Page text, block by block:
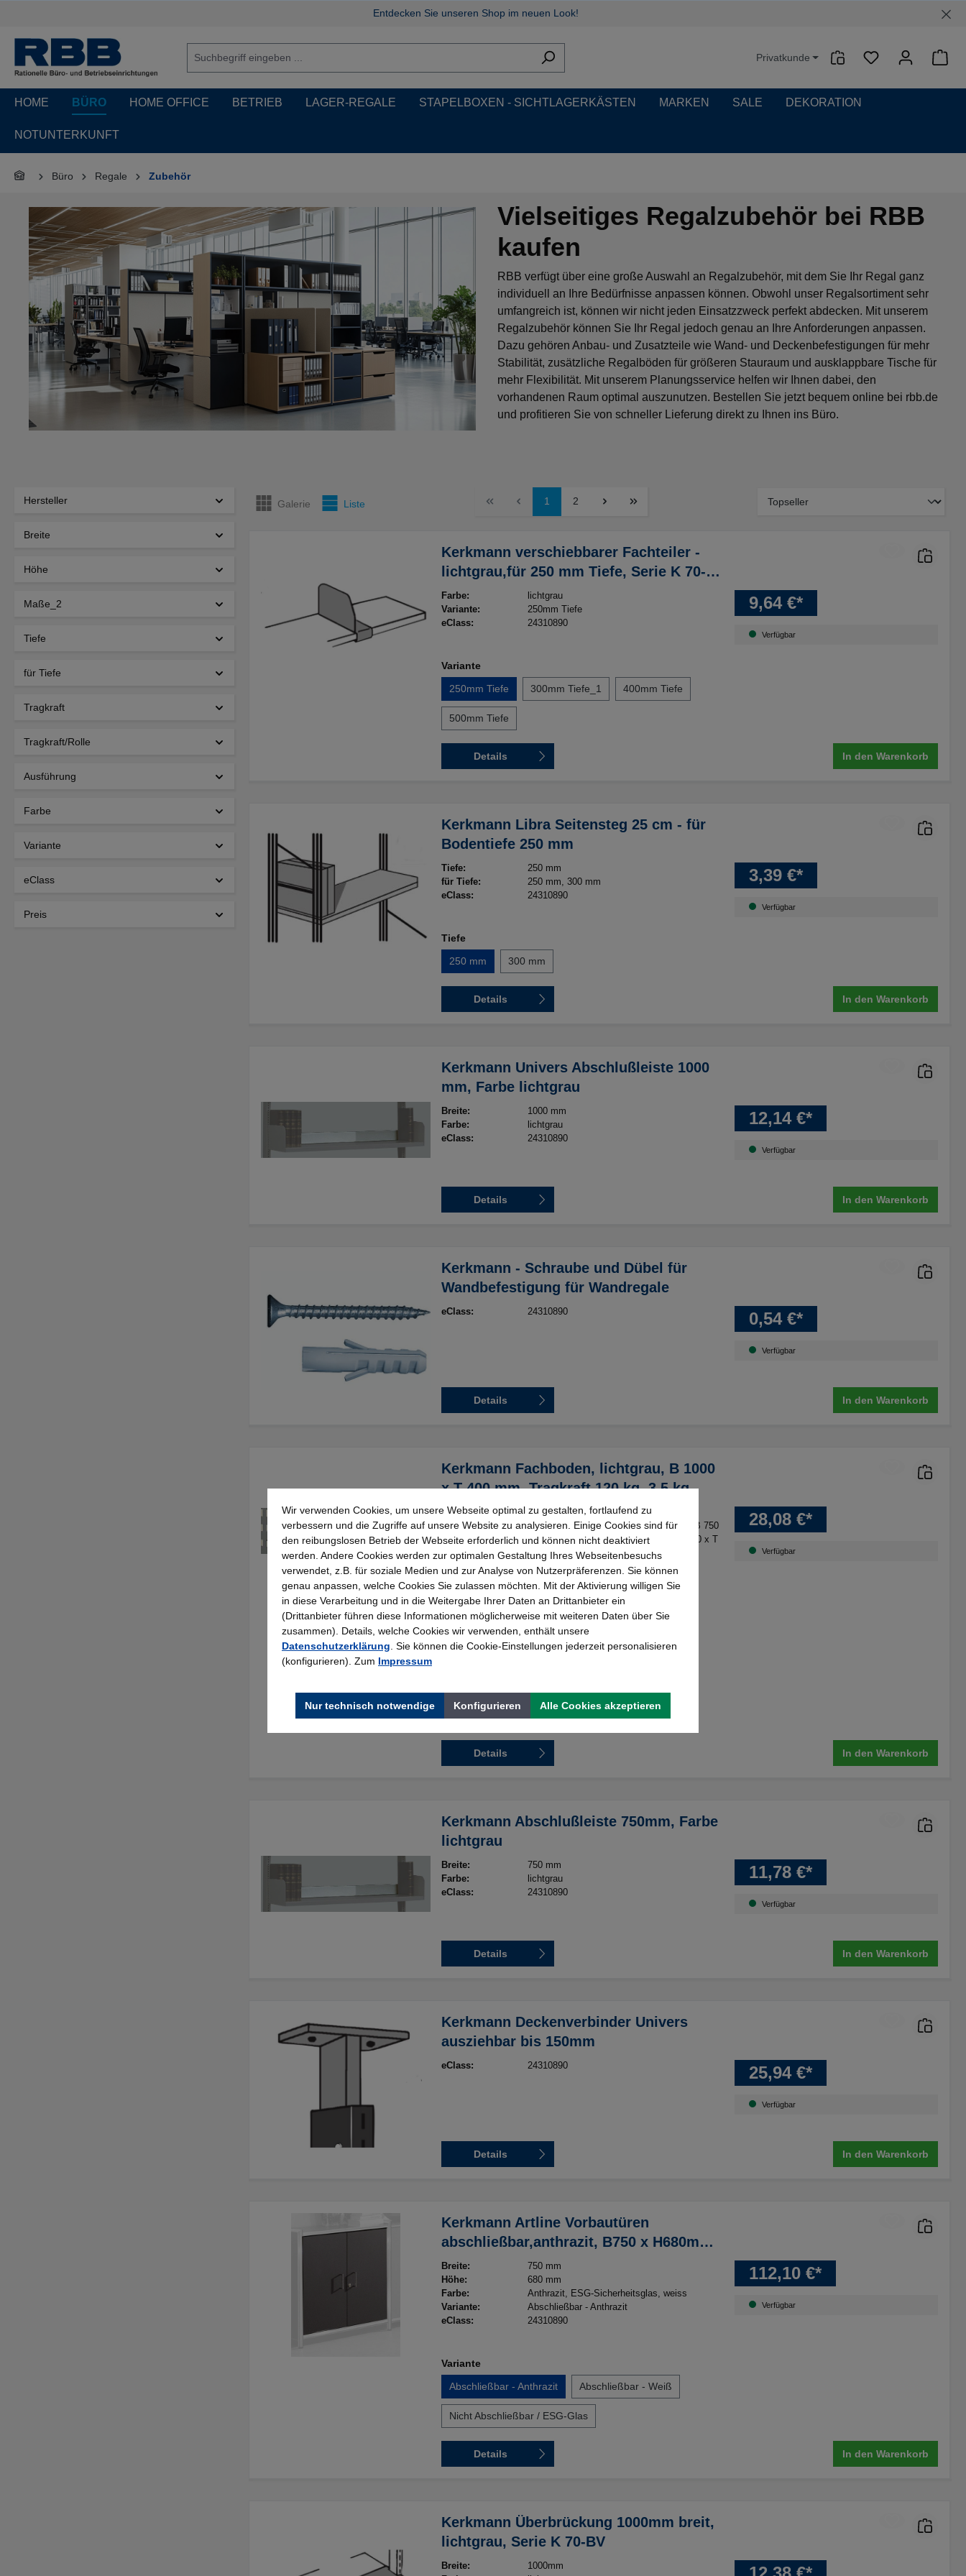
Entdecken Sie unseren Shop im neuen Look!
Privatkunde
HOME BÜRO HOME OFFICE BETRIEB LAGER-REGALE STAPELBOXEN - SICHTLAGERKÄSTEN MARKEN SALE DEKORATION
NOTUNTERKUNFT
Büro Regale Zubehör
Vielseitiges Regalzubehör bei RBB
kaufen
RBB verfügt über eine große Auswahl an Regalzubehör, mit dem Sie Ihr Regal ganz
individuell an Ihre Bedürfnisse anpassen können. Obwohl unser Regalsortiment sehr
umfangreich ist, können wir nicht jeden Einsatzzweck perfekt abdecken. Mit unserem
Regalzubehör können Sie Ihr Regal jedoch genau an Ihre Anforderungen anpassen.
Dazu gehören Anbau- und Zusatzteile wie Wand- und Deckenbefestigungen für mehr
Stabilität, zusätzliche Regalböden für größeren Stauraum und ausklappbare Tische für
mehr Flexibilität. Mit unserem Planungsservice helfen wir Ihnen dabei, den
vorhandenen Raum optimal auszunutzen. Bestellen Sie jetzt bequem online bei rbb.de
und profitieren Sie von schneller Lieferung direkt zu Ihnen ins Büro.
Hersteller
Breite
Höhe
Maße_2
Tiefe
für Tiefe
Tragkraft
Tragkraft/Rolle
Ausführung
Farbe
Variante
eClass
Preis
Galerie Liste 1 2
Kerkmann verschiebbarer Fachteiler -
lichtgrau,für 250 mm Tiefe, Serie K 70-
BV
Farbe:
lichtgrau
Variante:
250mm Tiefe
eClass:
24310890
Variante
250mm Tiefe
300mm Tiefe_1 400mm Tiefe
500mm Tiefe
Details
9,64 €*
Verfügbar
In den Warenkorb
Kerkmann Libra Seitensteg 25 cm - für
Bodentiefe 250 mm
Tiefe:
250 mm
für Tiefe:
250 mm , 300 mm
eClass:
24310890
Tiefe
250 mm
300 mm
Details
3,39 €*
Verfügbar
In den Warenkorb
Kerkmann Univers Abschlußleiste 1000
mm, Farbe lichtgrau
Breite:
1000 mm
Farbe:
lichtgrau
eClass:
24310890
Details
12,14 €*
Verfügbar
In den Warenkorb
Kerkmann - Schraube und Dübel für
Wandbefestigung für Wandregale
eClass: 24310890
Details
0,54 €*
Verfügbar
In den Warenkorb
Kerkmann Fachboden, lichtgrau, B 1000
x T 400 mm, Tragkraft 120 kg, 3,5 kg
Breite:
1000mm
Maße_2:
B 750 x T 400 mm, B 750 x T 500 mm
, B 750
x T 600 mm , B 1000 x T 400 mm
, B 1000 x T
500 mm, B 1000 x T 600 mm
Tiefe:
400mm
Farbe:
lichtgrau
Breite
Tiefe
400mm
Details
28,08 €*
Verfügbar
In den Warenkorb
Kerkmann Abschlußleiste 750mm, Farbe
lichtgrau
Breite:
750 mm
Farbe:
lichtgrau
eClass:
24310890
Details
11,78 €*
Verfügbar
In den Warenkorb
Kerkmann Deckenverbinder Univers
ausziehbar bis 150mm
eClass: 24310890
Details
25,94 €*
Verfügbar
In den Warenkorb
Kerkmann Artline Vorbautüren
abschließbar,anthrazit, B750 x H680mm,
(kartonverpackt), 7,2 kg
Breite:
750 mm
Höhe:
680 mm
Farbe:
Anthrazit, ESG-Sicherheitsglas , weiss
Variante:
Abschließbar - Anthrazit
eClass:
24310890
Variante
Abschließbar - Anthrazit
Abschließbar - Weiß
Nicht Abschließbar / ESG-Glas
Details
112,10 €*
Verfügbar
In den Warenkorb
Kerkmann Überbrückung 1000mm breit,
lichtgrau, Serie K 70-BV
Breite:
1000mm
Wir verwenden Cookies, um unsere Webseite optimal zu gestalten, fortlaufend zu
verbessern und die Zugriffe auf unsere Website zu analysieren. Einige Cookies sind für
den reibungslosen Betrieb der Webseite erforderlich und können nicht deaktiviert
werden. Andere Cookies werden zur optimalen Gestaltung Ihres Webseitenbesuchs
verwendet, z.B. für soziale Medien und zur Analyse von Nutzerpräferenzen. Sie können
genau anpassen, welche Cookies Sie zulassen möchten. Mit der Aktivierung willigen Sie
in diese Verarbeitung und in die Weitergabe Ihrer Daten an Drittanbieter ein
(Drittanbieter führen diese Informationen möglicherweise mit weiteren Daten über Sie
zusammen). Details, welche Cookies wir verwenden, enthält unsere
Datenschutzerklärung . Sie können die Cookie-Einstellungen jederzeit personalisieren
(konfigurieren). Zum Impressum
Nur technisch notwendige Konfigurieren Alle Cookies akzeptieren